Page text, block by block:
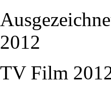
2012
TV Film